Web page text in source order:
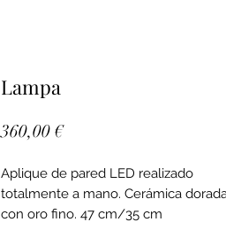
Lampa
360,00 €Precio
Aplique de pared LED realizado
totalmente a mano. Cerámica
con oro fino. 47 cm/35 cm